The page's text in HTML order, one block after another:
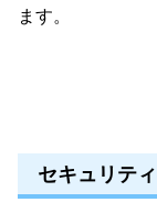
ます。
セキュリテ